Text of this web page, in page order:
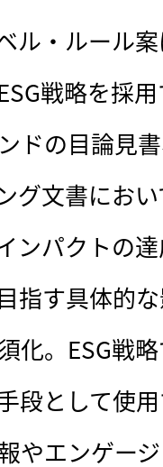
ル・ルール
戦略を採
ドの目論見
グ文書にお
ンパクトの
指す具体的
化。ESG戦
段として使
やエンゲー